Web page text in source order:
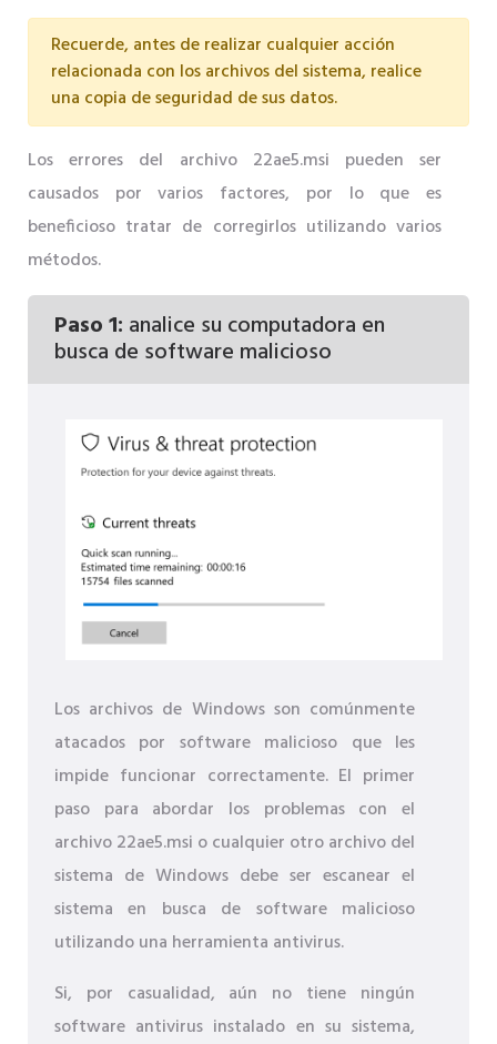
Recuerde, antes de realizar cualquier acción
relacionada con los archivos del sistema, realice
una copia de seguridad de sus datos.
Los errores del archivo 22ae5.msi pueden ser
causados ​​por varios factores, por lo que es
beneficioso tratar de corregirlos utilizando varios
métodos.
Paso 1: analice su computadora en
busca de software malicioso
Los archivos de Windows son comúnmente
atacados por software malicioso que les
impide funcionar correctamente. El primer
paso para abordar los problemas con el
archivo 22ae5.msi o cualquier otro archivo del
sistema de Windows debe ser escanear el
sistema en busca de software malicioso
utilizando una herramienta antivirus.
Si, por casualidad, aún no tiene ningún
software antivirus instalado en su sistema,